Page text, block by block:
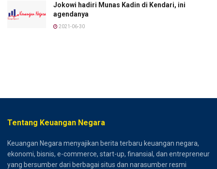
Jokowi hadiri Munas Kadin di Kendari, ini
agendanya
2021-06-30
Tentang Keuangan Negara
Keuangan Negara menyajikan berita terbaru keuangan negara,
ekonomi, bisnis, e-commerce, start-up, finansial, dan entrepreneur
yang bersumber dari berbagai situs dan narasumber resmi